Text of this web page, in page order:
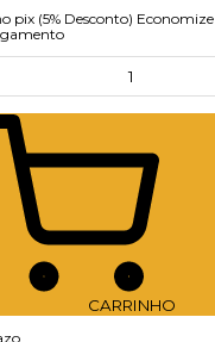
pix (5% Desconto) Economize
CARRINHO